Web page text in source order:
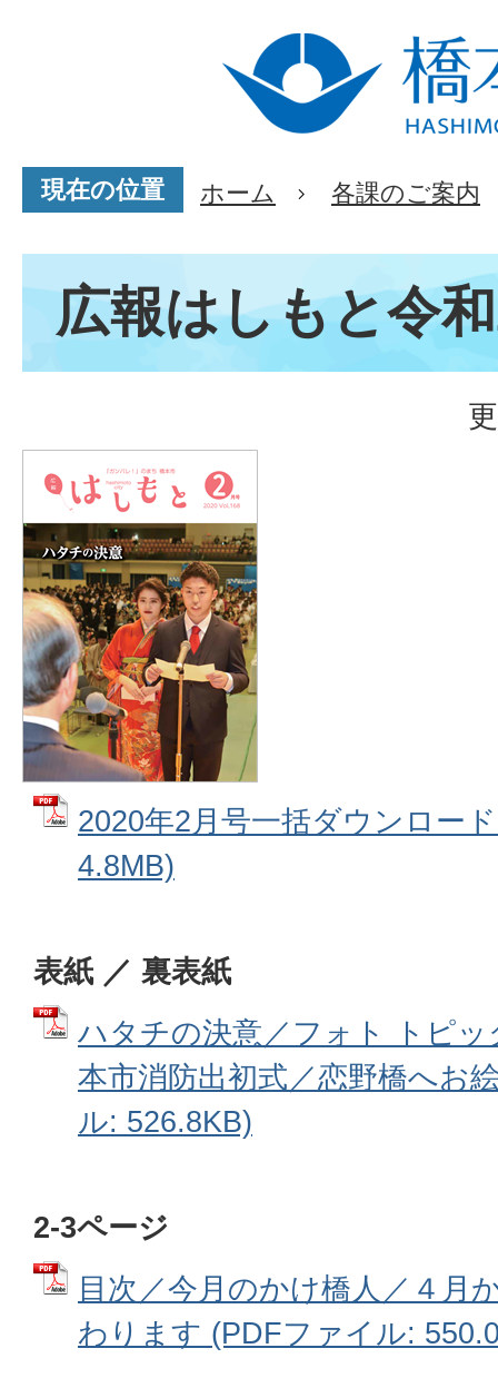
現在の位置 ホーム 各課のご案内
広報はしもと令
2020年2月号一括ダウンロー
4.8MB)
表紙 ／ 裏表紙
ハタチの決意／フォト トピ
本市消防出初式／恋野橋へお
ル: 526.8KB)
2-3ページ
目次／今月のかけ橋人／４月
わります (PDFファイル: